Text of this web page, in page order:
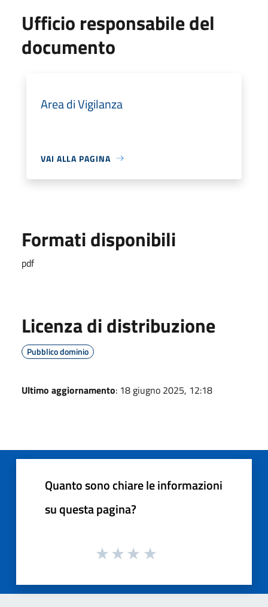
Ufficio responsabile del
documento
Area di Vigilanza
VAI ALLA PAGINA
Formati disponibili
pdf
Licenza di distribuzione
Pubblico dominio
Ultimo aggiornamento: 18 giugno 2025, 12:18
Quanto sono chiare le informazioni
su questa pagina?